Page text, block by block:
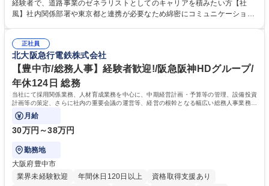
門：駐車場の新規開拓、管理運営、新宿駅西口広場の「イベントコーナ
道路施設や道路工事現場の見学ツアー事業 ※入社後は上記いずれかの部門
へ配属。※業務内容変更の範囲：会社の定める業務 募集職種 【都庁グル
ープ】総合職（事務）◇残業月平均9時間未満／有給年平均16日取得
経験者で、道路事業のゼネラリストとしてのキャリアを積みたい方【社
風】社内関係部署や東京都と連携が必要なため綿密にコミュニケーション
部門など多岐に渡る業務を経験できます。 ■様々なプロジェクト：駐車場
事業の他、新宿駅西口広場内に設置された照明を兼ねた広告「ブライトサ
イン」の管理運営を行うなど、事業収益を生み出す活動を積極的に行って
います。 学歴・資格 学歴：大学院 大学 高専 短大 専修学校 高校 語学力：
資格：
正社員
北大阪急行電鉄株式会社
【豊中市/総務人事】経験者歓迎!/阪急阪神HDグループ/
年休124日 総務
当社にて採用関係業務、人材育成業務を中心に、中期経営計画・予算等の管理、設備投資
計画等の策定、さらに社内の重要会議の運営等、経営の根幹となる幅広い総務人事業務全
般を担当していただきます。
月給
30万円～38万円
勤務地
大阪府豊中市
業界未経験歓迎
年間休日120日以上
資格取得支援あり